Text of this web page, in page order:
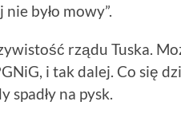
było mowy”.
rządu Tuska.
i tak dalej. Co się
spadły na pysk.